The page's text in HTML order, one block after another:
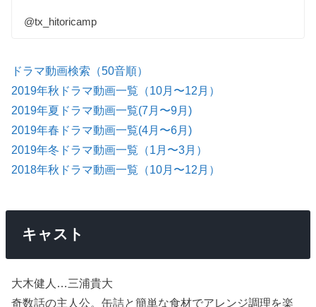
@tx_hitoricamp
ドラマ動画検索（50音順）
2019年秋ドラマ動画一覧（10月〜12月）
2019年夏ドラマ動画一覧(7月〜9月)
2019年春ドラマ動画一覧(4月〜6月)
2019年冬ドラマ動画一覧（1月〜3月）
2018年秋ドラマ動画一覧（10月〜12月）
キャスト
大木健人…三浦貴大
奇数話の主人公。缶詰と簡単な食材でアレンジ調理を楽